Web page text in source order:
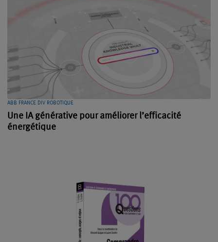
ABB FRANCE DIV ROBOTIQUE
Une IA générative pour améliorer l’efficacité
énergétique